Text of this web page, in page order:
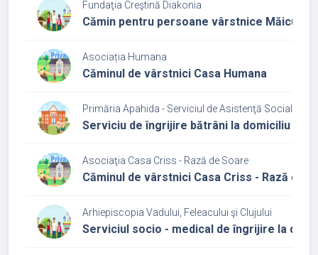
Fundaţia Creştină Diakonia
Cămin pentru persoane vârstnice Măicuța
Asociația Humana
Căminul de vârstnici Casa Humana
Primăria Apahida - Serviciul de Asistenţă Socială
Serviciu de îngrijire bătrâni la domiciliu
Asociaţia Casa Criss - Rază de Soare
Căminul de vârstnici Casa Criss - Rază de
Arhiepiscopia Vadului, Feleacului şi Clujului
Serviciul socio - medical de îngrijire la